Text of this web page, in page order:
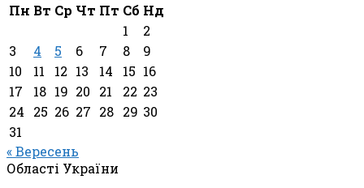
Пн Вт Ср Чт Пт Сб Нд
1
2
3
4 5 6 7 8
9
10
11 12 13 14 15 16
17
18 19 20 21 22 23
24
25 26 27 28 29 30
31
« Вересень
Області України